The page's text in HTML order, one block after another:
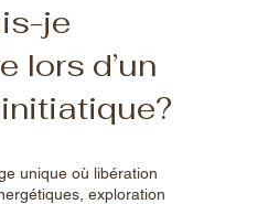
je
lors d’un
unique où libération
exploration